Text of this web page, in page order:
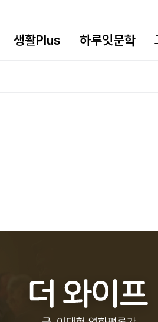
생활Plus 하루잇문학